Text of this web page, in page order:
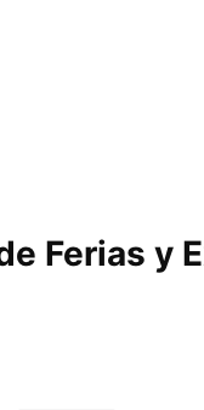
Ferias y